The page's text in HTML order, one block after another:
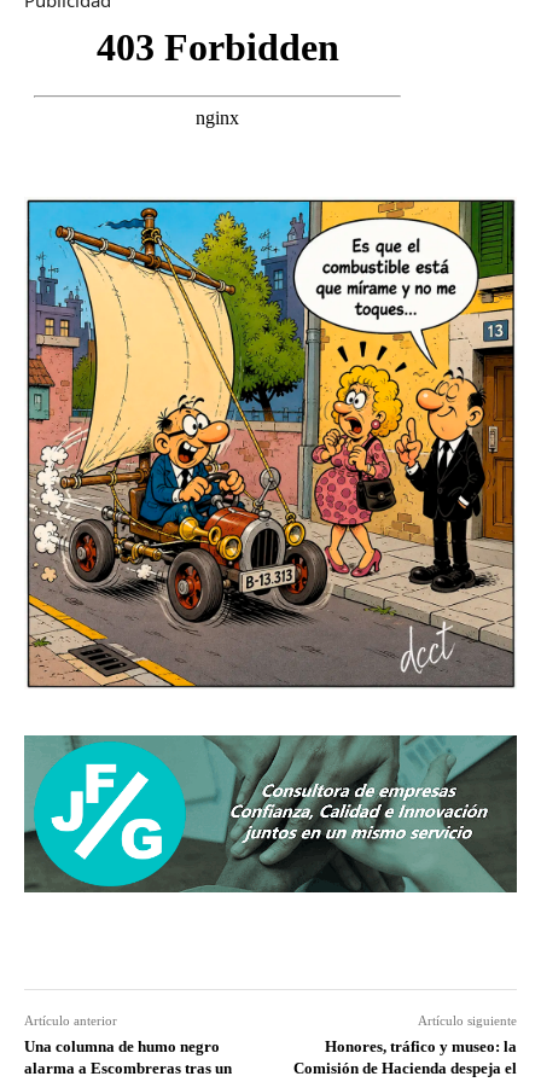
Artículo anterior
Una columna de humo negro
alarma a Escombreras tras un
Artículo siguiente
Honores, tráfico y museo: la
Comisión de Hacienda despeja el